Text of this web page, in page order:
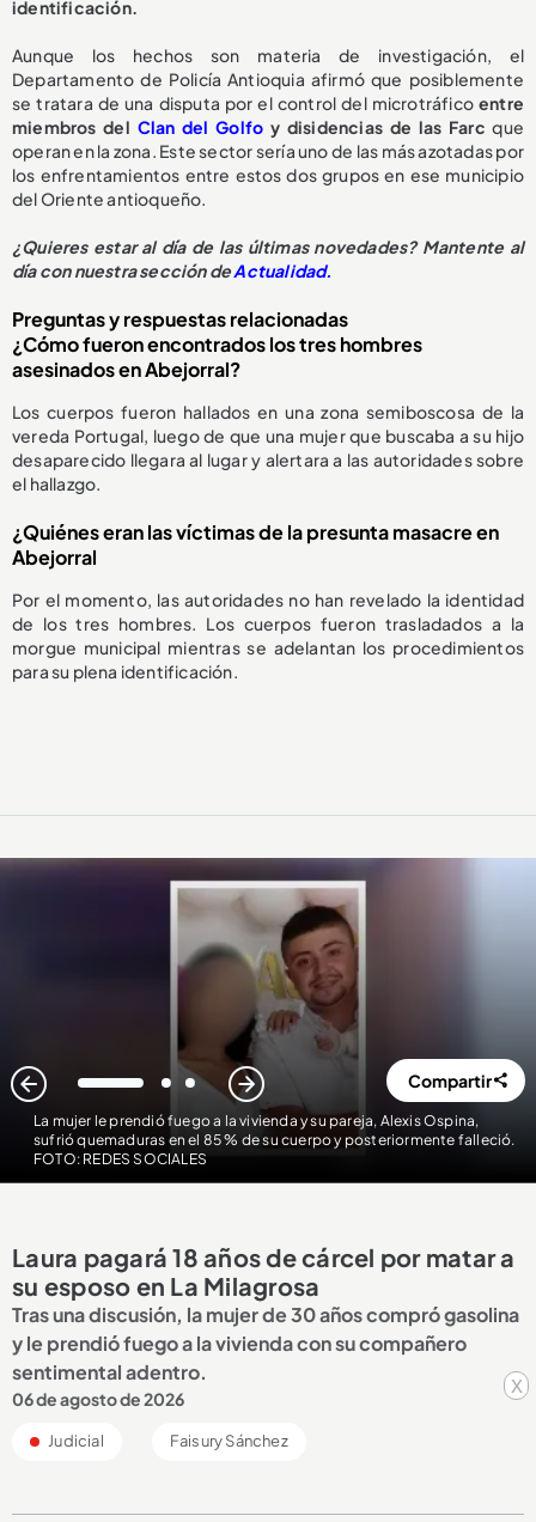
x
identificación.
Aunque los hechos son materia de investigación, el
Departamento de Policía Antioquia afirmó que posiblemente
se tratara de una disputa por el control del microtráfico entre
miembros del Clan del Golfo y disidencias de las Farcque
operan en la zona. Este sector sería uno de las más azotadas por
los enfrentamientos entre estos dos grupos en ese municipio
del Oriente antioqueño.
¿Quieres estar al día de las últimas novedades? Mantente al
día con nuestra sección deActualidad.
Preguntas y respuestas relacionadas
¿Cómo fueron encontrados los tres hombres
asesinados en Abejorral?
Los cuerpos fueron hallados en una zona semiboscosa de la
vereda Portugal, luego de que una mujer que buscaba a su hijo
desaparecido llegara al lugar y alertara a las autoridades sobre
el hallazgo.
¿Quiénes eran las víctimas de la presunta masacre en
Abejorral
Por el momento, las autoridades no han revelado la identidad
de los tres hombres. Los cuerpos fueron trasladados a la
morgue municipal mientras se adelantan los procedimientos
para su plena identificación.
La mujer le prendió fuego a la vivienda y su pareja, Alexis Ospina,
sufrió quemaduras en el 85 % de su cuerpo y posteriormente falleció.
FOTO: REDES SOCIALES
1 2 3 Compartir
Laura pagará 18 años de cárcel por matar a
su esposo en La Milagrosa
Tras una discusión, la mujer de 30 años compró gasolina
y le prendió fuego a la vivienda con su compañero
sentimental adentro.
06 de agosto de 2026
Judicial Faisury Sánchez